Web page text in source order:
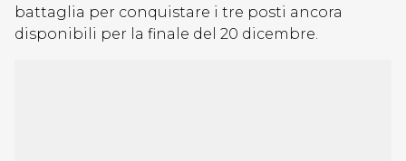
battaglia per conquistare i tre posti ancora
disponibili per la finale del 20 dicembre.